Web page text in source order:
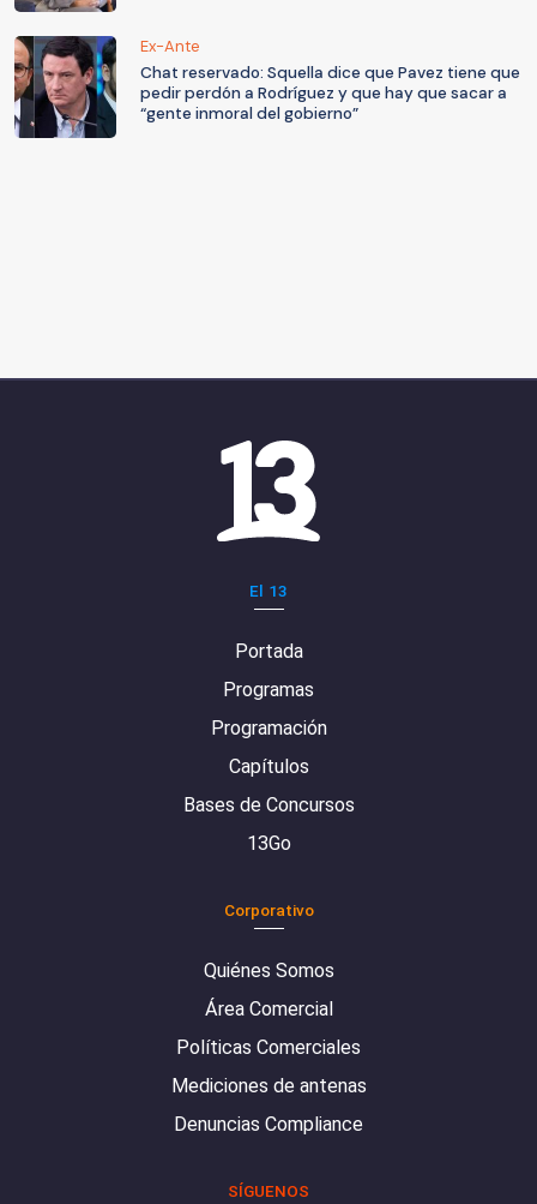
Ex-Ante
Chat reservado: Squella dice que Pavez tiene que
pedir perdón a Rodríguez y que hay que sacar a
“gente inmoral del gobierno”
El 13
Portada
Programas
Programación
Capítulos
Bases de Concursos
13Go
Corporativo
Quiénes Somos
Área Comercial
Políticas Comerciales
Mediciones de antenas
Denuncias Compliance
SÍGUENOS